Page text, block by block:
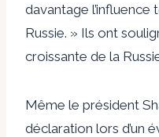
davantage
Russie. » Ils ont
croissante de la
Même le président
déclaration lors d’un